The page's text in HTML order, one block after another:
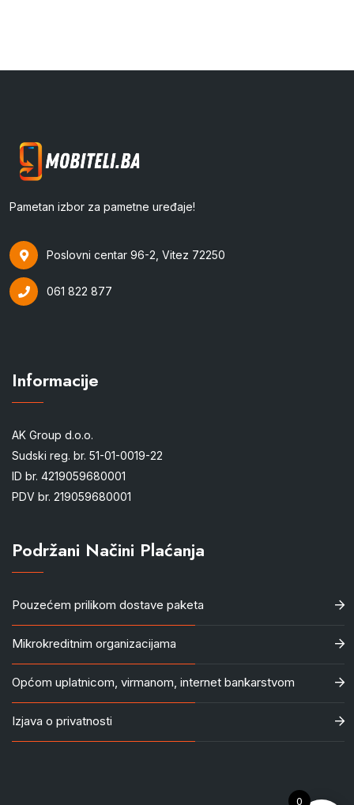
Pametan izbor za pametne uređaje!
Poslovni centar 96-2, Vitez 72250
061 822 877
Informacije
AK Group d.o.o.
Sudski reg. br. 51-01-0019-22
ID br. 4219059680001
PDV br. 219059680001
Podržani Načini Plaćanja
Pouzećem prilikom dostave paketa
Mikrokreditnim organizacijama
Općom uplatnicom, virmanom, internet bankarstvom
Izjava o privatnosti
0